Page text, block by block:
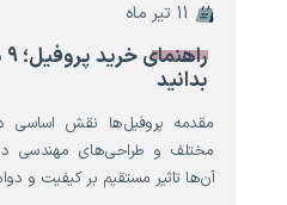
بدانید
مقدمه پروفیل‌ها نقش اساسی
مختلف و طراحی‌های مهندسی
آن‌ها تاثیر مستقیم بر کیفیت و